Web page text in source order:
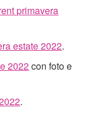
primavera
estate 2022.
2022con foto e
.